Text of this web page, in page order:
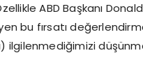
ABD Başkanı
bu fırsatı
ilgilenmediğimizi